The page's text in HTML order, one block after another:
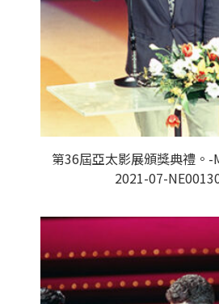
第36屆亞太影展頒獎典禮。-
2021-07-